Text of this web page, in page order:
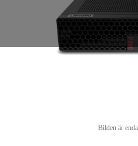
Bilden är